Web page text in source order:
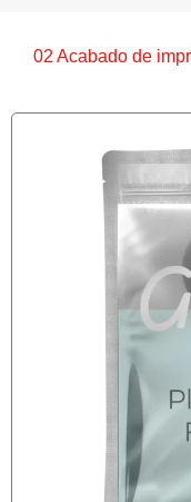
02 Acabado de